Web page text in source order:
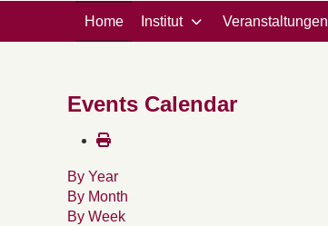
Home Institut Veranstaltungen
Events Calendar
By Year
By Month
By Week